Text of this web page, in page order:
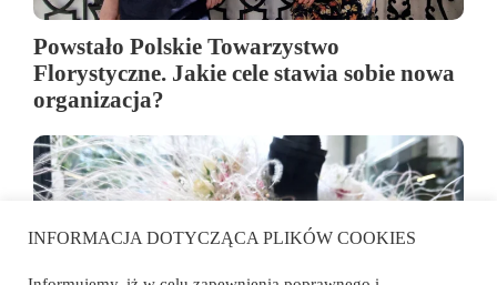
Powstało Polskie Towarzystwo
Florystyczne. Jakie cele stawia sobie nowa
organizacja?
INFORMACJA DOTYCZĄCA PLIKÓW COOKIES